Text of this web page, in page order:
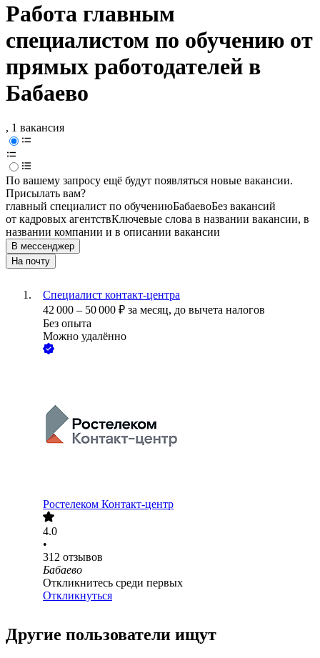
Работа главным
специалистом по обучению от
прямых работодателей в
Бабаево
, 1 вакансия
По вашему запросу ещё будут появляться новые вакансии.
Присылать вам?
главный специалист по обучениюБабаевоБез вакансий
от кадровых агентствКлючевые слова в названии вакансии, в
названии компании и в описании вакансии
В мессенджер
На почту
Специалист контакт-центра
42 000 – 50 000 ₽ за месяц, до вычета налогов
Без опыта
Можно удалённо
Ростелеком Контакт-центр
4.0
•
312 отзывов
Бабаево
Откликнитесь среди первых
Откликнуться
Другие пользователи ищут